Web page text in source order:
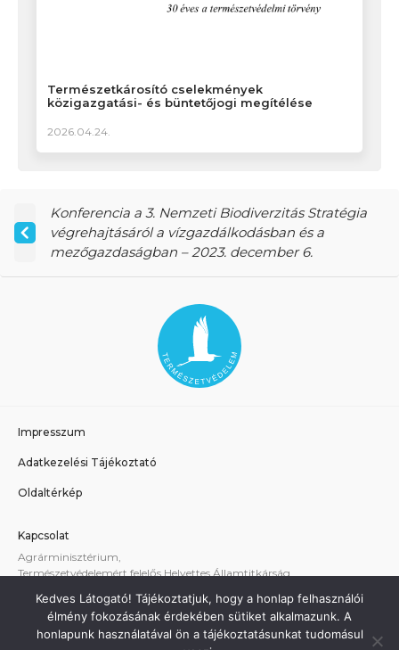
Természetkárosító cselekmények
közigazgatási- és büntetőjogi megítélése
2026.04.24.
Konferencia a 3. Nemzeti Biodiverzitás Stratégia
végrehajtásáról a vízgazdálkodásban és a
mezőgazdaságban – 2023. december 6.
Impresszum
Adatkezelési Tájékoztató
Oldaltérkép
Kapcsolat
Agrárminisztérium,
Természetvédelemért felelős Helyettes Államtitkárság
A weboldallal kapcsolatos technikai támogatás:
termeszetvedelem@am.gov.hu
Kedves Látogató! Tájékoztatjuk, hogy a honlap felhasználói
élmény fokozásának érdekében sütiket alkalmazunk. A
honlapunk használatával ön a tájékoztatásunkat tudomásul